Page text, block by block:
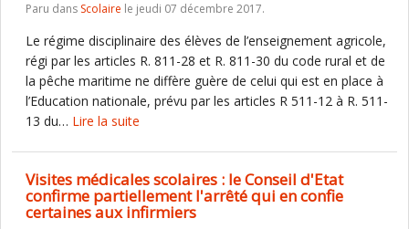
Paru dans Scolaire le jeudi 07 décembre 2017.
Le régime disciplinaire des élèves de l’enseignement agricole,
régi par les articles R. 811-28 et R. 811-30 du code rural et de
la pêche maritime ne diffère guère de celui qui est en place à
l’Education nationale, prévu par les articles R 511-12 à R. 511-
13 du… Lire la suite
Visites médicales scolaires : le Conseil d'Etat
confirme partiellement l'arrêté qui en confie
certaines aux infirmiers